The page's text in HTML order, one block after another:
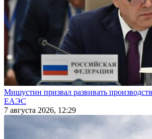
Мишустин призвал развивать
ЕАЭС
7 августа 2026, 12:29